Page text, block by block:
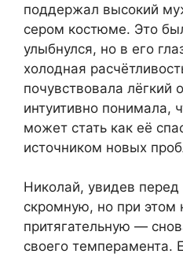
поддержал высокий
сером костюме. Это
улыбнулся, но в его
холодная
почувствовала лёгкий
интуитивно понимала,
может стать как её
источником новых
Николай, увидев
скромную, но при этом
притягательную —
своего темперамента.